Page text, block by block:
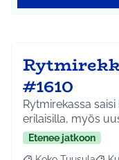
#1610
Rytmirekassa
erilaisilla, myös
Etenee jatkoon